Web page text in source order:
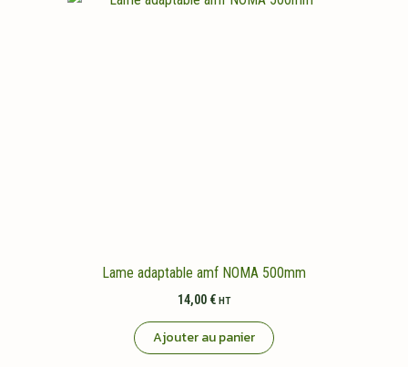
Lame adaptable amf NOMA 500mm
14,00 € HT
Ajouter au panier